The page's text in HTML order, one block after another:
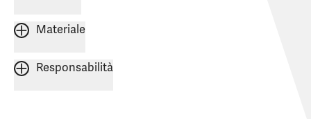
Materiale
Responsabilità